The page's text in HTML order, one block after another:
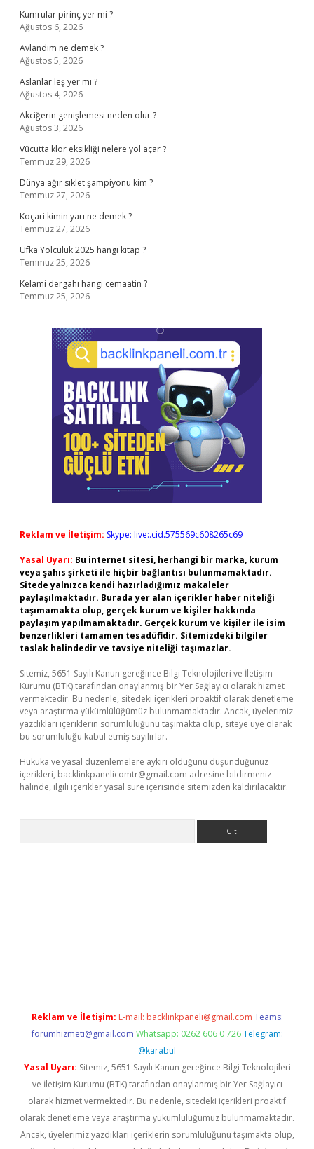
Kumrular pirinç yer mi ?
Ağustos 6, 2026
Avlandım ne demek ?
Ağustos 5, 2026
Aslanlar leş yer mi ?
Ağustos 4, 2026
Akciğerin genişlemesi neden olur ?
Ağustos 3, 2026
Vücutta klor eksikliği nelere yol açar ?
Temmuz 29, 2026
Dünya ağır sıklet şampiyonu kim ?
Temmuz 27, 2026
Koçari kimin yarı ne demek ?
Temmuz 27, 2026
Ufka Yolculuk 2025 hangi kitap ?
Temmuz 25, 2026
Kelami dergahı hangi cemaatin ?
Temmuz 25, 2026
Reklam ve İletişim: Skype: live:.cid.575569c608265c69
Yasal Uyarı: Bu internet sitesi, herhangi bir marka, kurum
veya şahıs şirketi ile hiçbir bağlantısı bulunmamaktadır.
Sitede yalnızca kendi hazırladığımız makaleler
paylaşılmaktadır. Burada yer alan içerikler haber niteliği
taşımamakta olup, gerçek kurum ve kişiler hakkında
paylaşım yapılmamaktadır. Gerçek kurum ve kişiler ile isim
benzerlikleri tamamen tesadüfidir. Sitemizdeki bilgiler
taslak halindedir ve tavsiye niteliği taşımazlar.
Sitemiz, 5651 Sayılı Kanun gereğince Bilgi Teknolojileri ve İletişim
Kurumu (BTK) tarafından onaylanmış bir Yer Sağlayıcı olarak hizmet
vermektedir. Bu nedenle, sitedeki içerikleri proaktif olarak denetleme
veya araştırma yükümlülüğümüz bulunmamaktadır. Ancak, üyelerimiz
yazdıkları içeriklerin sorumluluğunu taşımakta olup, siteye üye olarak
bu sorumluluğu kabul etmiş sayılırlar.
Hukuka ve yasal düzenlemelere aykırı olduğunu düşündüğünüz
içerikleri, backlinkpanelicomtr@gmail.com adresine bildirmeniz
halinde, ilgili içerikler yasal süre içerisinde sitemizden kaldırılacaktır.
Reklam ve İletişim: E-mail: backlinkpaneli@gmail.com Teams:
forumhizmeti@gmail.com Whatsapp: 0262 606 0 726 Telegram:
@karabul
Yasal Uyarı: Sitemiz, 5651 Sayılı Kanun gereğince Bilgi Teknolojileri
ve İletişim Kurumu (BTK) tarafından onaylanmış bir Yer Sağlayıcı
olarak hizmet vermektedir. Bu nedenle, sitedeki içerikleri proaktif
olarak denetleme veya araştırma yükümlülüğümüz bulunmamaktadır.
Ancak, üyelerimiz yazdıkları içeriklerin sorumluluğunu taşımakta olup,